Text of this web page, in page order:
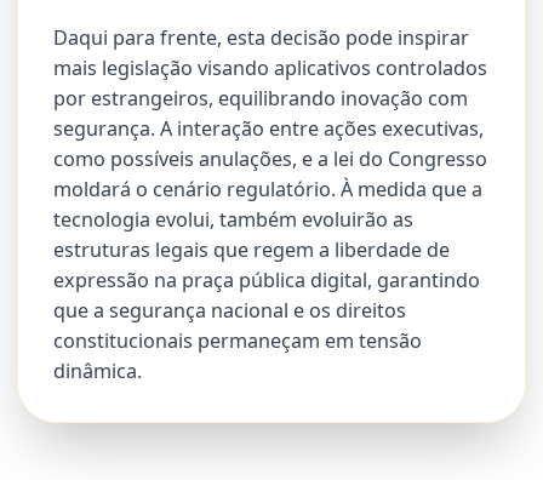
Daqui para frente, esta decisão pode inspirar
mais legislação visando aplicativos controlados
por estrangeiros, equilibrando inovação com
segurança. A interação entre ações executivas,
como possíveis anulações, e a lei do Congresso
moldará o cenário regulatório. À medida que a
tecnologia evolui, também evoluirão as
estruturas legais que regem a liberdade de
expressão na praça pública digital, garantindo
que a segurança nacional e os direitos
constitucionais permaneçam em tensão
dinâmica.